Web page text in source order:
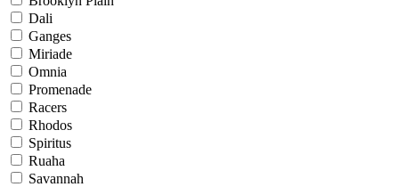
Dali
Ganges
Miriade
Omnia
Promenade
Racers
Rhodos
Spiritus
Ruaha
Savannah